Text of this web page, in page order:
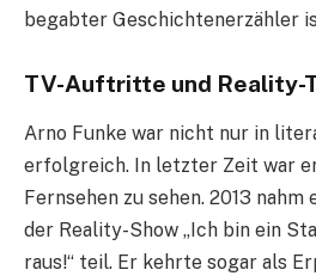
begabter Geschichtenerzähler
TV-Auftritte und Reality-
Arno Funke war nicht nur in
erfolgreich. In letzter Zeit war
Fernsehen zu sehen. 2013
der Reality-Show „Ich bin ein
raus!“ teil. Er kehrte sogar als